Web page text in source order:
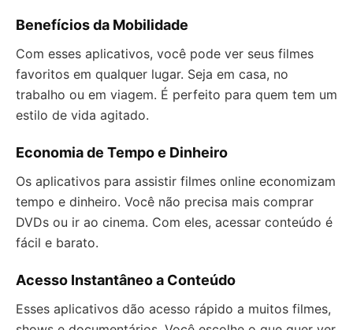
Benefícios da Mobilidade
Com esses aplicativos, você pode ver seus filmes
favoritos em qualquer lugar. Seja em casa, no
trabalho ou em viagem. É perfeito para quem tem um
estilo de vida agitado.
Economia de Tempo e Dinheiro
Os aplicativos para assistir filmes online economizam
tempo e dinheiro. Você não precisa mais comprar
DVDs ou ir ao cinema. Com eles, acessar conteúdo é
fácil e barato.
Acesso Instantâneo a Conteúdo
Esses aplicativos dão acesso rápido a muitos filmes,